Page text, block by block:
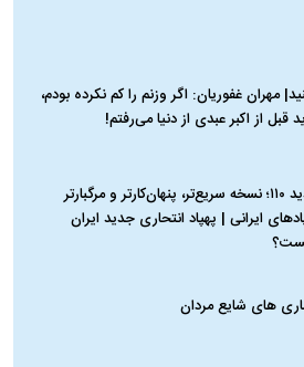
مهران غفوریان: اگر وزنم را کم نکرده بودم،
قبل از اکبر عبدی از دنیا می‌رفتم!
حدید ۱۱۰؛ نسخه سریع‌تر، پنهان‌کارتر و مرگبارتر
ایرانی | پهپاد انتحاری جدید ایران
های شایع مردان